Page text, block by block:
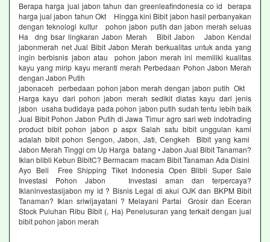
Berapa harga jual jabon tahun dan greenleafindonesia co id berapa
harga jual jabon tahun Okt Hingga kini Bibit jabon hasil perbanyakan
dengan teknologi kultur pohon jabon putih dan jabon merah seluas
Ha dng bsar lingkaran Jabon Merah Bibit Jabon Jabon Kendal
jabonmerah net Jual Bibit Jabon Merah berkualitas untuk anda yang
ingin berbisnis jabon atau pohon jabon merah ini memiliki kualitas
kayu yang mirip kayu meranti merah Perbedaan Pohon Jabon Merah
dengan Jabon Putih
jabonaceh perbedaan pohon jabon merah dengan jabon putih Okt
Harga kayu dari pohon jabon merah sedikit diatas kayu dari jenis
jabon usaha budidaya pada pohon jabon putih sudah tentu lebih baik
Jual Bibit Pohon Jabon Putih di Jawa Timur agro sari web indotrading
product bibit pohon jabon p aspx Salah satu bibit unggulan kami
adalah bibit pohon Sengon, Jabon, Jati, Cengkeh Bibit yang kami
Jabon Merah Tinggi cm Up Harga batang • Jabon Jual Bibit Tanaman?
Iklan blibli Kebun BibitC? Bermacam macam Bibit Tanaman Ada Disini
Ayo Beli Free Shipping Tiket Indonesia Open Blibli Super Sale
Investasi Pohon Jabon Investasi aman dan terpercaya?
Iklaninvestasijabon my id ? Bisnis Legal di akui OJK dan BKPM Bibit
Tanaman? Iklan sriwijayatani ? Melayani Partai Grosir dan Eceran
Stock Puluhan Ribu Bibit (, Ha) Penelusuran yang terkait dengan jual
bibit pohon jabon merah